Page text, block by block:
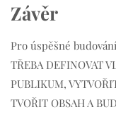
Závěr
Pro úspěšné
TŘEBA DEFINOVAT
PUBLIKUM,
TVOŘIT OBSAH A